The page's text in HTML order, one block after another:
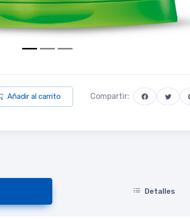
Añadir al carrito Compartir:
Detalles